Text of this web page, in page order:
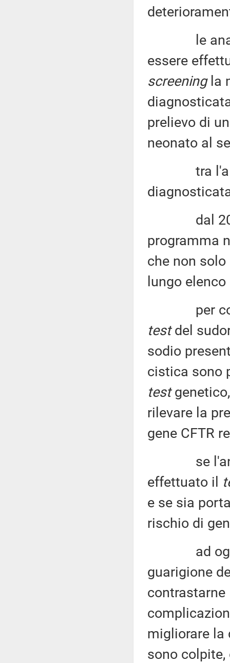
le analisi
essere
screeningla
prelievo di
neonato al
tra l'altro,
dal
programma
che non
lungo
per
testdel
sodio
cistica sono
test
rilevare la
gene CFTR
se
effettuato il
e se sia
rischio di
ad oggi
guarigione
contrastarne
migliorare la
sono